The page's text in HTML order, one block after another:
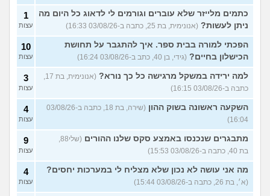
כתמים מלייזר שלא עוברים וגורמים לי לדאוג כל היום מה
ניתן לעשות? (אנונימית, בת 25, כתבה ב-03/08/26 16:33)
1
עצות
הפכתי למורה בבית ספר. איך להתגבר על תחושת
הכישלון בחיים? (גידי, בן 40, כתב ב-03/08/26 16:24)
10
עצות
למה ירידה במשקל מרגישה כל כך נורא?
(אנונימית, בת 17,
כתבה ב-03/08/26 16:15)
3
עצות
השקעה ראשונה בשוק ההון
(שירה, בת 18, כתבה ב-03/08/26
16:04)
4
עצות
מתבגרים שנכנסו באמצע סקס שלנו ההורים
(שלי88,
בת 40, כתבה ב-03/08/26 15:53)
9
עצות
מה אני עושה לא נכון שלא מצליח לי במערכות יחסים?
(א׳, בת 26, כתבה ב-03/08/26 15:44)
4
עצות